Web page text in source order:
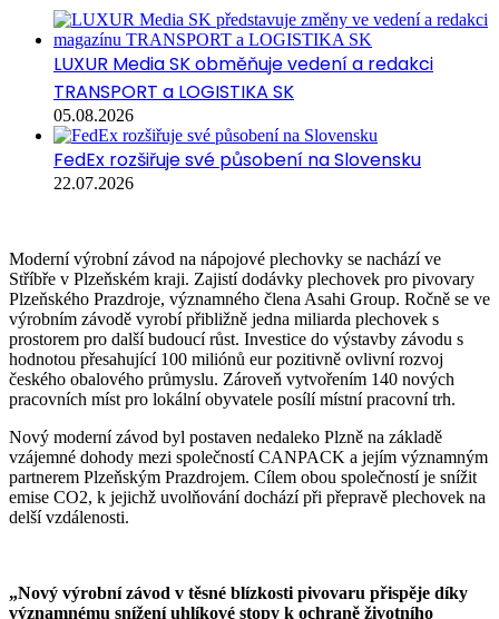
LUXUR Media SK obměňuje vedení a redakci
TRANSPORT a LOGISTIKA SK
05.08.2026
FedEx rozšiřuje své působení na Slovensku
22.07.2026
Moderní výrobní závod na nápojové plechovky se nachází ve
Stříbře v Plzeňském kraji. Zajistí dodávky plechovek pro pivovary
Plzeňského Prazdroje, významného člena Asahi Group. Ročně se ve
výrobním závodě vyrobí přibližně jedna miliarda plechovek s
prostorem pro další budoucí růst. Investice do výstavby závodu s
hodnotou přesahující 100 miliónů eur pozitivně ovlivní rozvoj
českého obalového průmyslu. Zároveň vytvořením 140 nových
pracovních míst pro lokální obyvatele posílí místní pracovní trh.
Nový moderní závod byl postaven nedaleko Plzně na základě
vzájemné dohody mezi společností CANPACK a jejím významným
partnerem Plzeňským Prazdrojem. Cílem obou společností je snížit
emise CO2, k jejichž uvolňování dochází při přepravě plechovek na
delší vzdálenosti.
„Nový výrobní závod v těsné blízkosti pivovaru přispěje díky
významnému snížení uhlíkové stopy k ochraně životního